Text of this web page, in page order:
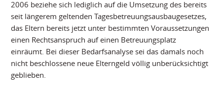
2006 beziehe sich lediglich auf die Umsetzung des bereits
seit längerem geltenden Tagesbetreuungsausbaugesetzes,
das Eltern bereits jetzt unter bestimmten Voraussetzungen
einen Rechtsanspruch auf einen Betreuungsplatz
einräumt. Bei dieser Bedarfsanalyse sei das damals noch
nicht beschlossene neue Elterngeld völlig unberücksichtigt
geblieben.